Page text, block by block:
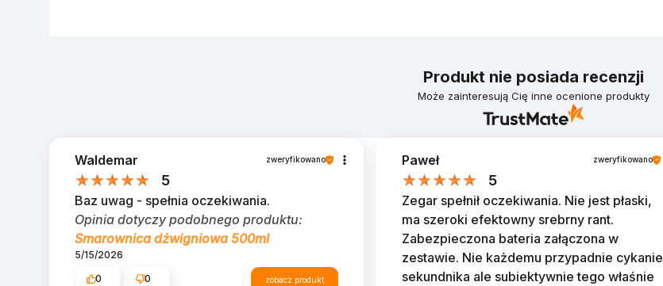
Produkt nie posiada recenzji
Może zainteresują Cię inne ocenione produkty
Waldemar zweryfikowano
5
Baz uwag - spełnia oczekiwania.
Opinia dotyczy podobnego produktu:
Smarownica dźwigniowa 500ml
5/15/2026
0 0 zobacz produkt
Paweł zweryfikowano
5
Zegar spełnił oczekiwania. Nie jest płaski,
ma szeroki efektowny srebrny rant.
Zabezpieczona bateria załączona w
zestawie. Nie każdemu przypadnie cykanie
sekundnika ale subiektywnie tego właśnie